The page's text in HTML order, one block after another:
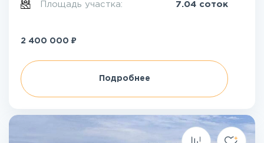
Площадь участка: 7.04 соток
2 400 000 ₽
Подробнее